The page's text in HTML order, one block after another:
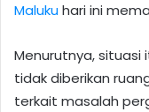
Malukuhari ini
Menurutnya, situasi
tidak diberikan
terkait masalah